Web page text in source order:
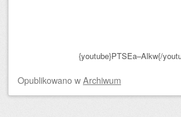
{youtube}PTSEa–Alkw{/
OpublikowanowArchiwum